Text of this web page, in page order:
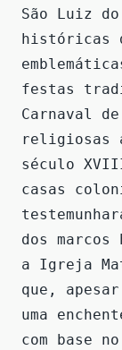
São Luiz
históricas
festas
Carnaval
religiosas
século
casas
dos
a Igreja
que,
uma
com base